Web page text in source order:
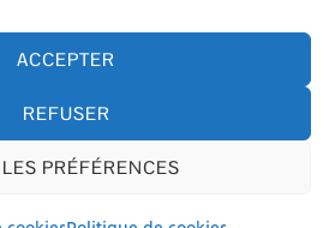
ACCEPTER
REFUSER
PRÉFÉRENCES
de cookies (UE)